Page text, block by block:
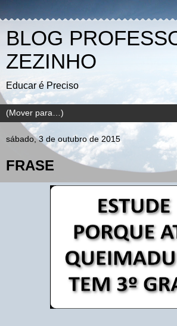
BLOG
ZEZINHO
Educar é Preciso
sábado, 3 de outubro de 2015
FRASE